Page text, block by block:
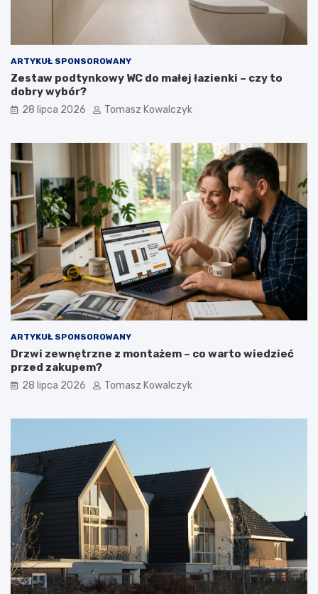
ARTYKUŁ SPONSOROWANY
Zestaw podtynkowy WC do małej łazienki – czy to
dobry wybór?
28 lipca 2026 Tomasz Kowalczyk
ARTYKUŁ SPONSOROWANY
Drzwi zewnętrzne z montażem – co warto wiedzieć
przed zakupem?
28 lipca 2026 Tomasz Kowalczyk